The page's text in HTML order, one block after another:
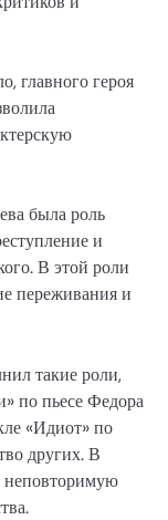
главного героя
была роль
и
В этой роли
переживания и
такие роли,
по пьесе Федора
«Идиот» по
других. В
неповторимую